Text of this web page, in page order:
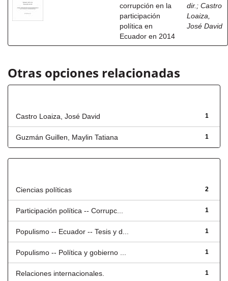
corrupción en la
participación
política en
Ecuador en 2014
dir. ; Castro
Loaiza,
José David
Otras opciones relacionadas
1
Castro Loaiza, José David
1
Guzmán Guillen, Maylin Tatiana
2
Ciencias políticas
1
Participación política -- Corrupc...
1
Populismo -- Ecuador -- Tesis y d...
1
Populismo -- Política y gobierno ...
1
Relaciones internacionales.